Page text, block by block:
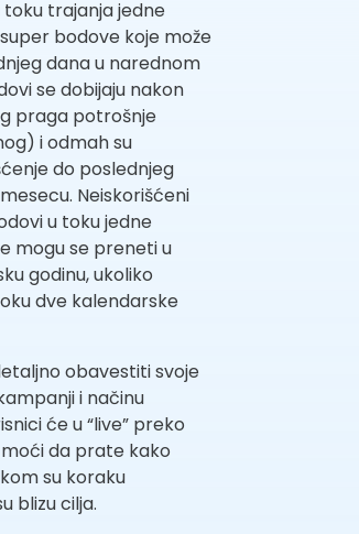
trajanja jedne
bodove koje može
dana u narednom
se dobijaju nakon
praga potrošnje
i odmah su
do poslednjeg
Neiskorišćeni
u toku jedne
mogu se preneti u
godinu, ukoliko
dve kalendarske
obavestiti svoje
i načinu
će u “live” preko
da prate kako
su koraku
blizu cilja.